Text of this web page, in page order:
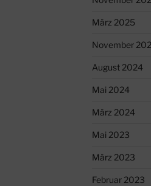
März 2025
November
August 2024
Mai 2024
März 2024
Mai 2023
März 2023
Februar 2023